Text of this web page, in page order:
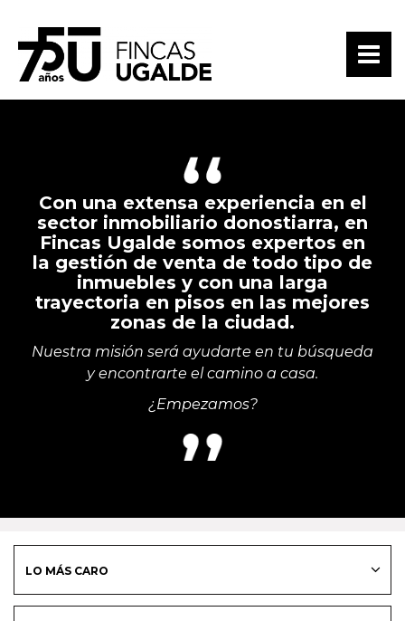
Con una extensa experiencia en el
sector inmobiliario donostiarra, en
Fincas Ugalde somos expertos en
la gestión de venta de todo tipo de
inmuebles y con una larga
trayectoria en pisos en las mejores
zonas de la ciudad.
Nuestra misión será ayudarte en tu búsqueda
y encontrarte el camino a casa.
¿Empezamos?
LO MÁS CARO